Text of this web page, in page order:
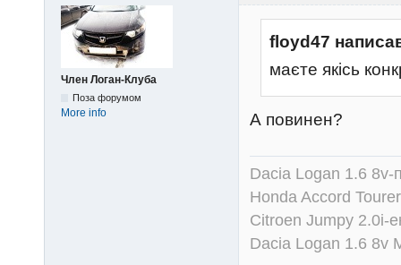
Член Логан-Клуба
Поза форумом
More info
floyd47
маєте якісь
А повинен?
Dacia Logan 1.6
Honda Accord
Citroen Jumpy 2.0i-
Dacia Logan 1.6 8v